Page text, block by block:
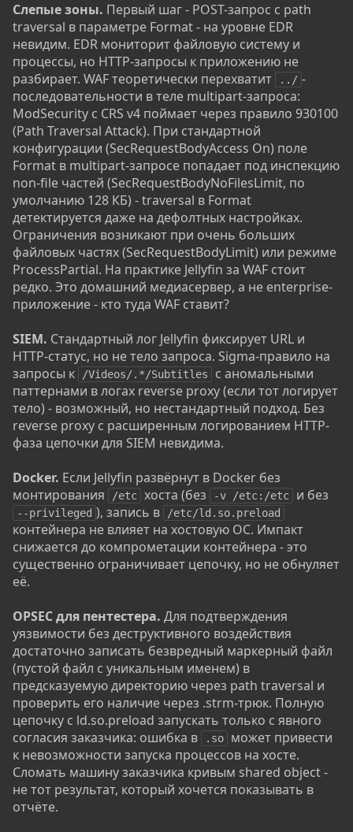
Слепые зоны. Первый шаг - POST-запрос с path
traversal в параметре Format - на уровне EDR
невидим. EDR мониторит файловую систему и
процессы, но HTTP-запросы к приложению не
разбирает. WAF теоретически перехватит
../ -
последовательности в теле multipart-запроса:
ModSecurity с CRS v4 поймает через правило 930100
(Path Traversal Attack). При стандартной
конфигурации (SecRequestBodyAccess On) поле
Format в multipart-запросе попадает под инспекцию
non-file частей (SecRequestBodyNoFilesLimit, по
умолчанию 128 КБ) - traversal в Format
детектируется даже на дефолтных настройках.
Ограничения возникают при очень больших
файловых частях (SecRequestBodyLimit) или режиме
ProcessPartial. На практике Jellyfin за WAF стоит
редко. Это домашний медиасервер, а не enterprise-
приложение - кто туда WAF ставит?
SIEM. Стандартный лог Jellyfin фиксирует URL и
HTTP-статус, но не тело запроса. Sigma-правило на
запросы к
/Videos/.*/Subtitles
с аномальными
паттернами в логах reverse proxy (если тот логирует
тело) - возможный, но нестандартный подход. Без
reverse proxy с расширенным логированием HTTP-
фаза цепочки для SIEM невидима.
Docker. Если Jellyfin развёрнут в Docker без
монтирования
/etc хоста (без -v /etc:/etc и без
--privileged ), запись в /etc/ld.so.preload
контейнера не влияет на хостовую ОС. Импакт
снижается до компрометации контейнера - это
существенно ограничивает цепочку, но не обнуляет
её.
OPSEC для пентестера. Для подтверждения
уязвимости без деструктивного воздействия
достаточно записать безвредный маркерный файл
(пустой файл с уникальным именем) в
предсказуемую директорию через path traversal и
проверить его наличие через .strm-трюк. Полную
цепочку с ld.so.preload запускать только с явного
согласия заказчика: ошибка в
.so
может привести
к невозможности запуска процессов на хосте.
Сломать машину заказчика кривым shared object -
не тот результат, который хочется показывать в
отчёте.